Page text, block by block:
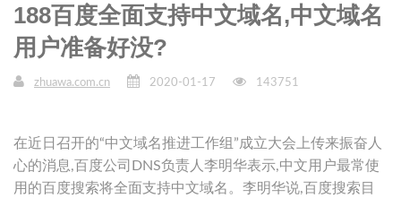
188百度全面支持中文域名,中文域名
用户准备好没?
zhuawa.com.cn 2020-01-17 143751
在近日召开的“中文域名推进工作组”成立大会上传来振奋人
心的消息,百度公司DNS负责人李明华表示,中文用户最常使
用的百度搜索将全面支持中文域名。李明华说,百度搜索目